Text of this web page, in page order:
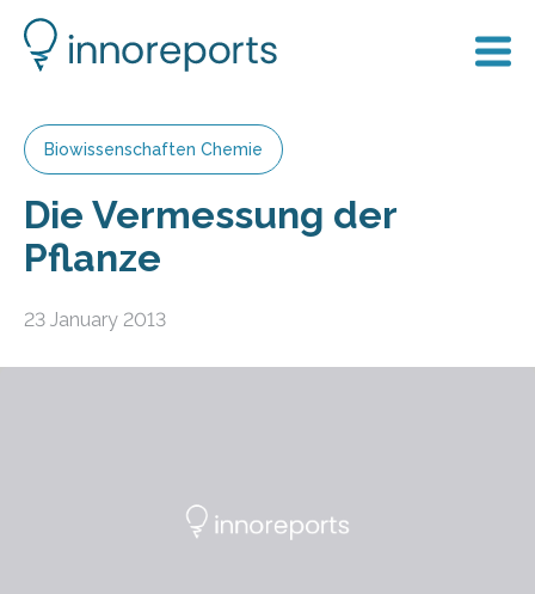
Biowissenschaften Chemie
Die Vermessung der
Pflanze
23 January 2013